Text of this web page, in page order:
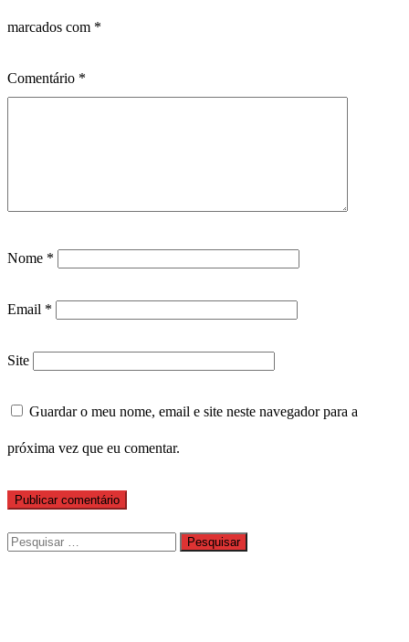
marcados com *
Comentário *
Nome *
Email *
Site
Guardar o meu nome, email e site neste navegador para a
próxima vez que eu comentar.
Pesquisar
por: